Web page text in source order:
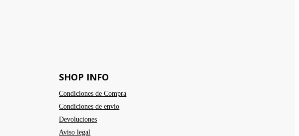
SHOP INFO
Condiciones de Compra
Condiciones de envío
Devoluciones
Aviso legal